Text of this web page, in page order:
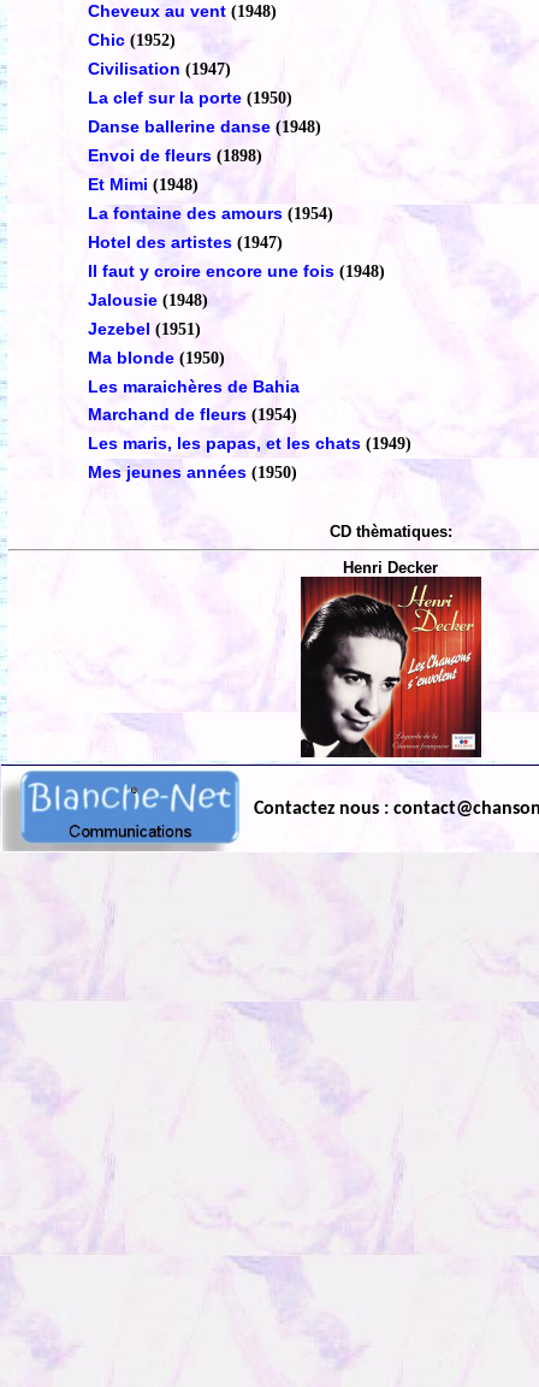
Cheveux au vent (1948)
Chic (1952)
Civilisation (1947)
La clef sur la porte (1950)
Danse ballerine danse (1948)
Envoi de fleurs (1898)
Et Mimi (1948)
La fontaine des amours (1954)
Hotel des artistes (1947)
Il faut y croire encore une fois (1948)
Jalousie (1948)
Jezebel (1951)
Ma blonde (1950)
Les maraichères de Bahia
Marchand de fleurs (1954)
Les maris, les papas, et les chats (1949)
Mes jeunes années (1950)
CD thèmatiques:
Henri Decker
Contactez nous :